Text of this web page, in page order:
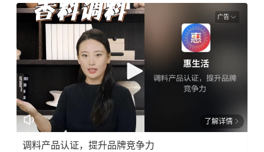
广告
了解详情
调料产品认证，提升品牌竞争力